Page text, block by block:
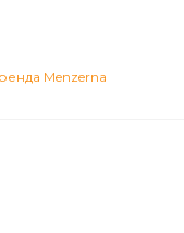
Menzerna